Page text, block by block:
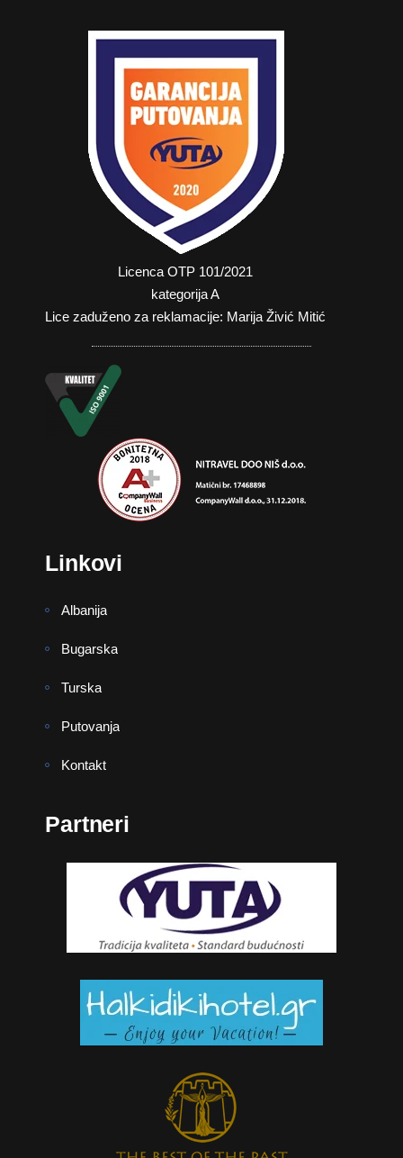
Licenca OTP 101/2021
kategorija A
Lice zaduženo za reklamacije: Marija Živić Mitić
Linkovi
Albanija
Bugarska
Turska
Putovanja
Kontakt
Partneri